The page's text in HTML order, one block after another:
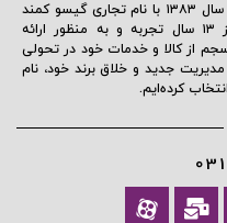
ما فعالیت خود را از سال ۱۳۸۳ با نام تجاری گیسو کمند
آغاز کرده و پس از ۱۳ سال تجربه و به منظور ارائه
از کالا و خدمات خود در تحولی
جدید و خلاق برند خود، نام
کرده‌ایم.
ثبت نام کنید